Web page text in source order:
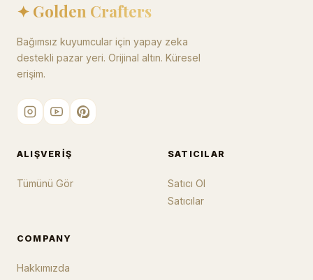
✦ Golden Crafters
Bağımsız kuyumcular için yapay zeka
destekli pazar yeri. Orijinal altın. Küresel
erişim.
ALIŞVERIŞ
Tümünü Gör
SATICILAR
Satıcı Ol
Satıcılar
COMPANY
Hakkımızda